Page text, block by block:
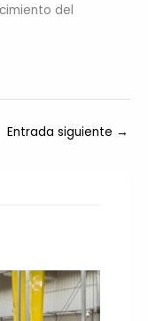
del
Entrada siguiente →